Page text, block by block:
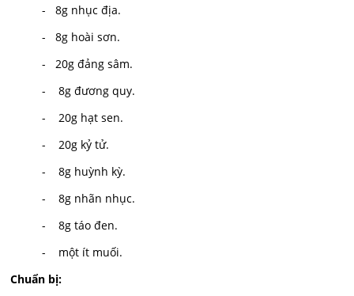
- 8g nhục địa.
- 8g hoài sơn.
- 20g đảng sâm.
- 8g đương quy.
- 20g hạt sen.
- 20g kỷ tử.
- 8g huỳnh kỳ.
- 8g nhãn nhục.
- 8g táo đen.
- một ít muối.
Chuẩn bị: